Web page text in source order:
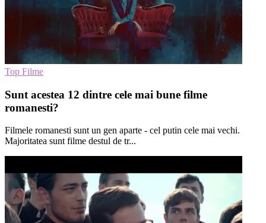
Top Filme
Sunt acestea 12 dintre cele mai bune filme
romanesti?
Filmele romanesti sunt un gen aparte - cel putin cele mai vechi.
Majoritatea sunt filme destul de tr...